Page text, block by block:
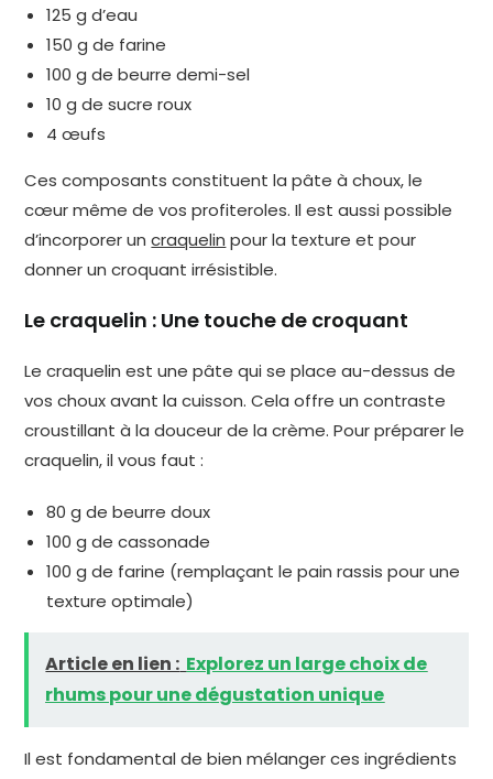
125 g d’eau
150 g de farine
100 g de beurre demi-sel
10 g de sucre roux
4 œufs
Ces composants constituent la pâte à choux, le
cœur même de vos profiteroles. Il est aussi possible
d’incorporer uncraquelin pour la texture et pour
donner un croquant irrésistible.
Le craquelin : Une touche de croquant
Le craquelin est une pâte qui se place au-dessus de
vos choux avant la cuisson. Cela offre un contraste
croustillant à la douceur de la crème. Pour préparer le
craquelin, il vous faut :
80 g de beurre doux
100 g de cassonade
100 g de farine (remplaçant le pain rassis pour une
texture optimale)
Article en lien : Explorez un large choix de
rhums pour une dégustation unique
Il est fondamental de bien mélanger ces ingrédients